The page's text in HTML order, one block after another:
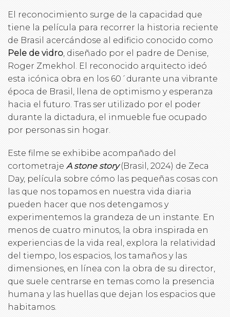
El reconocimiento surge de la capacidad que
tiene la película para recorrer la historia reciente
de Brasil acercándose al edificio conocido como
Pele de vidro, diseñado por el padre de Denise,
Roger Zmekhol. El reconocido arquitecto ideó
esta icónica obra en los 60´durante una vibrante
época de Brasil, llena de optimismo y esperanza
hacia el futuro. Tras ser utilizado por el poder
durante la dictadura, el inmueble fue ocupado
por personas sin hogar.
Este filme se exhibibe acompañado del
cortometraje A stone story(Brasil, 2024) de Zeca
Day, película sobre cómo las pequeñas cosas con
las que nos topamos en nuestra vida diaria
pueden hacer que nos detengamos y
experimentemos la grandeza de un instante. En
menos de cuatro minutos, la obra inspirada en
experiencias de la vida real, explora la relatividad
del tiempo, los espacios, los tamaños y las
dimensiones, en línea con la obra de su director,
que suele centrarse en temas como la presencia
humana y las huellas que dejan los espacios que
habitamos.